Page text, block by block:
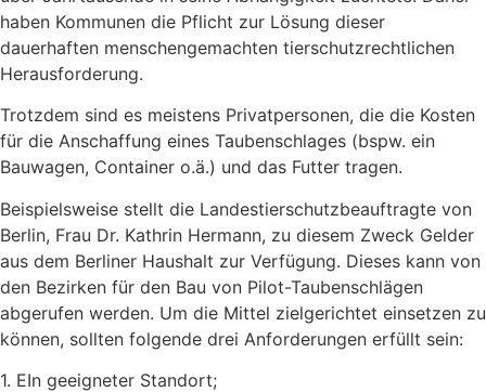
haben Kommunen die Pflicht zur Lösung dieser
dauerhaften menschengemachten tierschutzrechtlichen
Herausforderung.
Trotzdem sind es meistens Privatpersonen, die die Kosten
für die Anschaffung eines Taubenschlages (bspw. ein
Bauwagen, Container o.ä.) und das Futter tragen.
Beispielsweise stellt die Landestierschutzbeauftragte von
Berlin, Frau Dr. Kathrin Hermann, zu diesem Zweck Gelder
aus dem Berliner Haushalt zur Verfügung. Dieses kann von
den Bezirken für den Bau von Pilot-Taubenschlägen
abgerufen werden. Um die Mittel zielgerichtet einsetzen zu
können, sollten folgende drei Anforderungen erfüllt sein:
1. EIn geeigneter Standort;